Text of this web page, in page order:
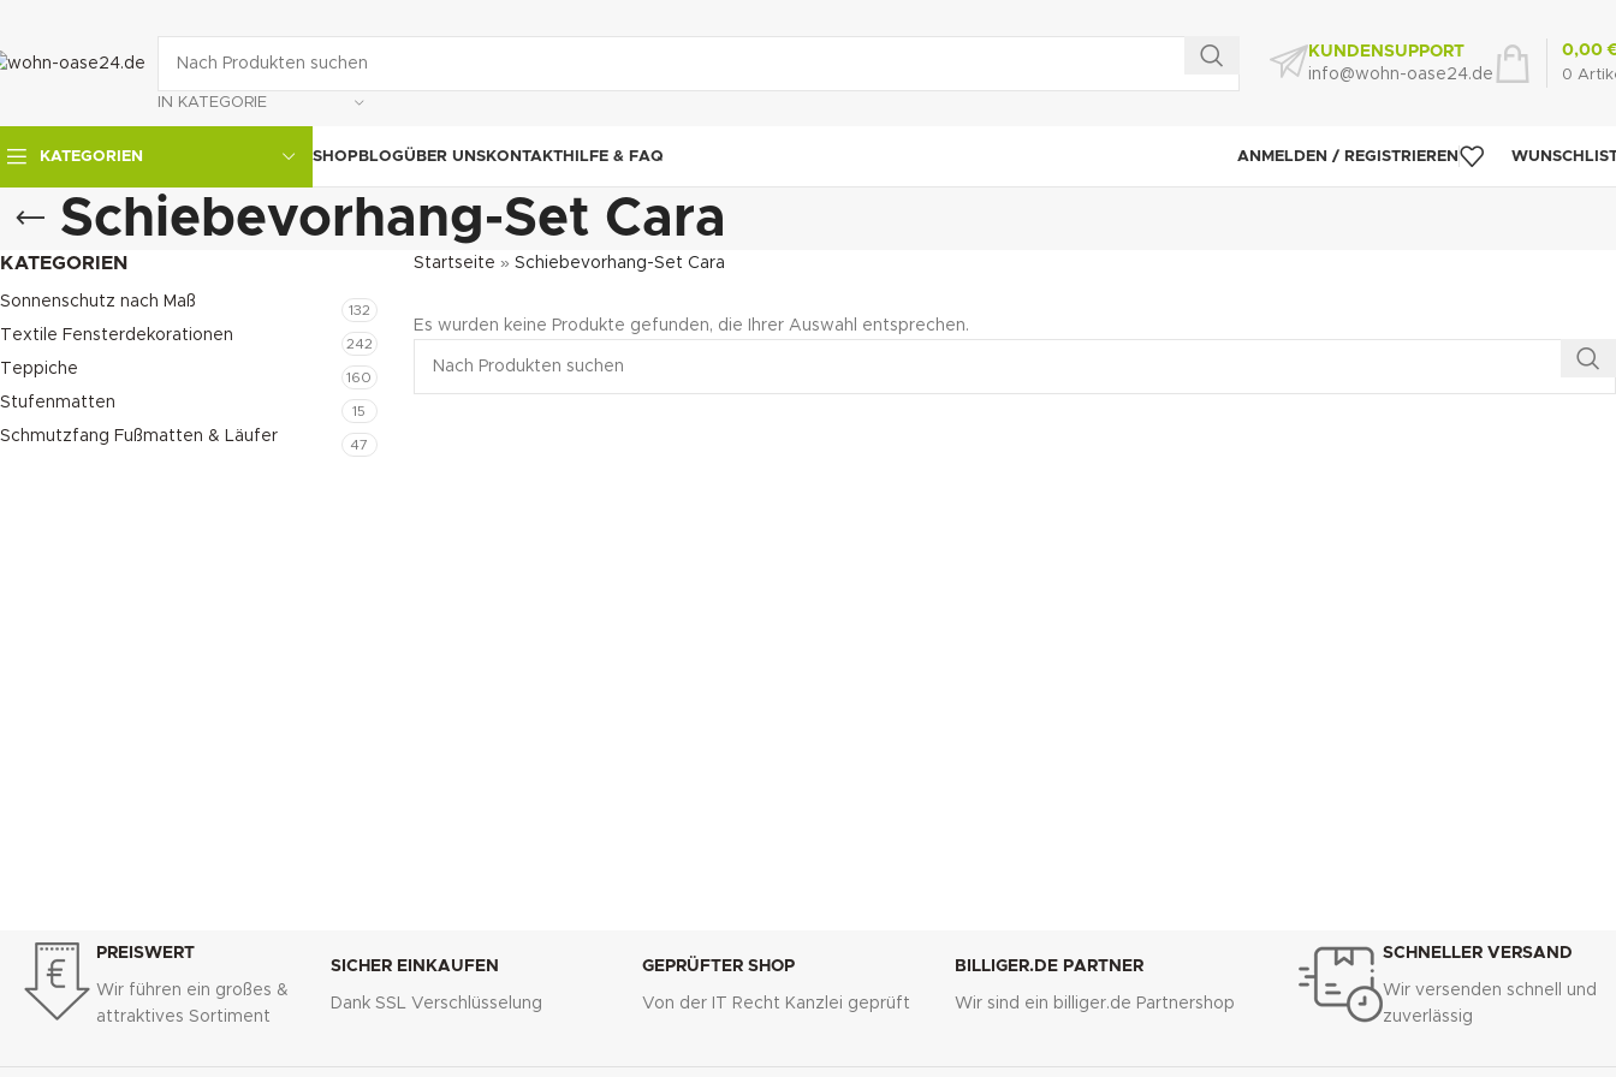
IN KATEGORIE
KUNDENSUPPORT
info@wohn-oase24.de
0
0,00
KATEGORIEN SHOPBLOGÜBER UNSKONTAKTHILFE & FAQ ANMELDEN / REGISTRIEREN
Schiebevorhang-Set Cara
KATEGORIEN
Sonnenschutz nach Maß 132
Textile Fensterdekorationen 242
Teppiche 160
Stufenmatten 15
Schmutzfang Fußmatten & Läufer 47
Startseite » Schiebevorhang-Set Cara
Es wurden keine Produkte gefunden, die Ihrer Auswahl entsprechen.
PREISWERT
Wir führen ein großes &
attraktives Sortiment
SICHER EINKAUFEN
Dank SSL Verschlüsselung
GEPRÜFTER SHOP
Von der IT Recht Kanzlei geprüft
BILLIGER.DE PARTNER
Wir sind ein billiger.de Partnershop
SCHNELLER VERSAND
Wir versenden schnell und
zuverlässig